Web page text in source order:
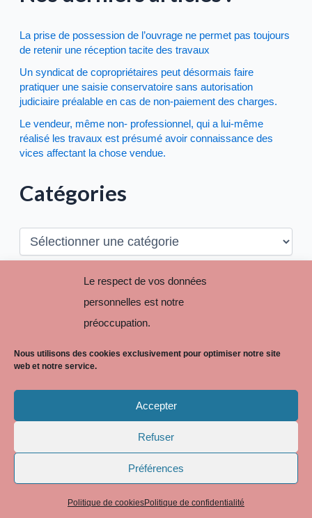
Le respect de vos données
personnelles est notre
préoccupation.
Nous utilisons des cookies exclusivement pour optimiser notre site
web et notre service.
Accepter
Refuser
Préférences
Politique de cookiesPolitique de confidentialité
La prise de possession de l’ouvrage ne permet pas toujours
de retenir une réception tacite des travaux
Un syndicat de copropriétaires peut désormais faire
pratiquer une saisie conservatoire sans autorisation
judiciaire préalable en cas de non-paiement des charges.
Le vendeur, même non- professionnel, qui a lui-même
réalisé les travaux est présumé avoir connaissance des
vices affectant la chose vendue.
Catégories
t
s
r
c
e
Copyright © 2026 BLP AVOCATS